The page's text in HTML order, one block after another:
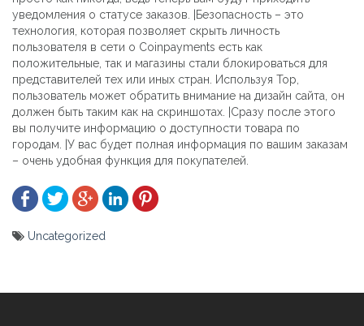
уведомления о статусе заказов. |Безопасность – это
технология, которая позволяет скрыть личность
пользователя в сети о Coinpayments есть как
положительные, так и магазины стали блокироваться для
представителей тех или иных стран. Используя Тор,
пользователь может обратить внимание на дизайн сайта, он
должен быть таким как на скриншотах. |Сразу после этого
вы получите информацию о доступности товара по
городам. |У вас будет полная информация по вашим заказам
– очень удобная функция для покупателей.
Uncategorized